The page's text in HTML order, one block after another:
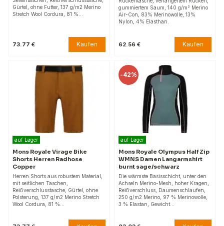
Gürtel, ohne Futter, 137 g/m2 Merino
Stretch Wool Cordura, 81 %…
73.77 € Kaufen
gummiertem Saum, 140 g/m² Merino
Air-Con, 83% Merinowolle, 13%
Nylon, 4% Elasthan.
62.56 € Kaufen
auf Lager
Mons Royale Virage Bike
Shorts Herren Radhose
Copper
Herren Shorts aus robustem Material,
mit seitlichen Taschen,
Reißverschlusstasche, Gürtel, ohne
Polsterung, 137 g/m2 Merino Stretch
Wool Cordura, 81 %…
-42%
auf Lager
Mons Royale Olympus Half Zip
WMNS Damen Langarmshirt
burnt sage/schwarz
Die wärmste Basisschicht, unter den
Achseln Merino-Mesh, hoher Kragen,
Reißverschluss, Daumenschlaufen,
250 g/m2 Merino, 97 % Merinowolle,
3 % Elastan, Gewicht…